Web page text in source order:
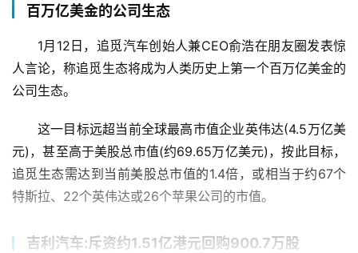
百万亿美金的公司生态
1月12日，追觅汽车创始人兼CEO俞浩在朋友圈发表惊
人言论，称追觅生态将成为人类历史上第一个百万亿美金的
公司生态。
这一目标远超当前全球最高市值企业英伟达(4.5万亿美
元)，甚至高于美股总市值(约69.65万亿美元)，按此目标，
追觅生态需达到当前美股总市值的1.4倍，或相当于约67个
特斯拉、22个英伟达或26个苹果公司的市值。
吉利汽车:斥资约1.51亿港元回购900.7万股